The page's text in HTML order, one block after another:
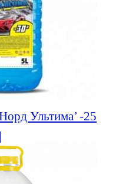
Ультима’ -25